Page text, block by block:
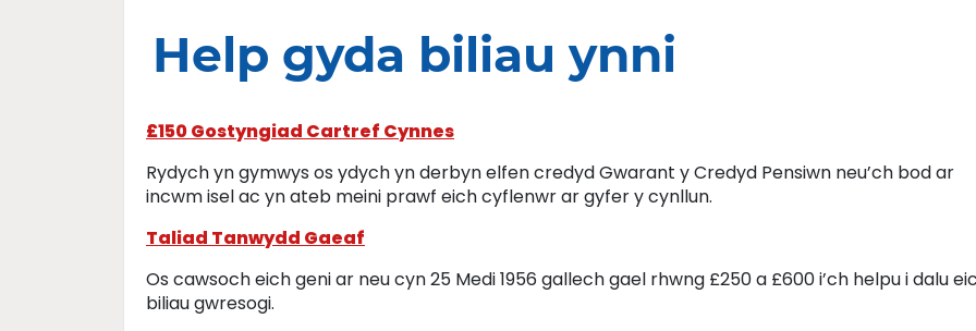
Help gyda biliau ynni
£150 Gostyngiad Cartref Cynnes
Rydych yn gymwys os ydych yn derbyn elfen credyd Gwarant y Credyd Pensiwn neu’ch bod ar
incwm isel ac yn ateb meini prawf eich cyflenwr ar gyfer y cynllun.
Taliad Tanwydd Gaeaf
Os cawsoch eich geni ar neu cyn 25 Medi 1956 gallech gael rhwng £250 a £600 i’ch helpu i dalu
biliau gwresogi.